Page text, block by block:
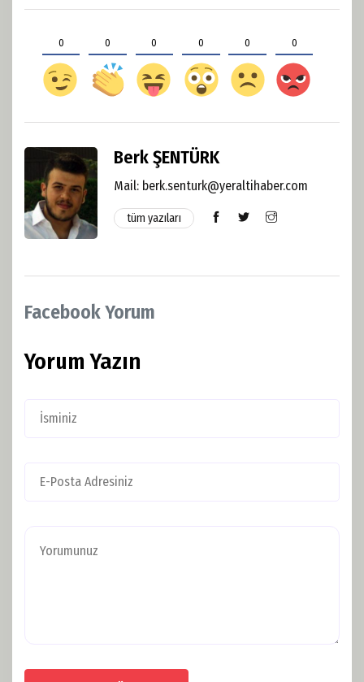
0 0 0 0 0 0
Berk ŞENTÜRK
Mail: berk.senturk@yeraltihaber.com
tüm yazıları
Facebook Yorum
Yorum Yazın